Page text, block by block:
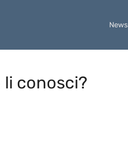
News
conosci?